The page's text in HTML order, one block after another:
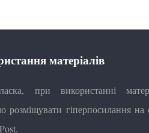
матеріалів
при використанні
розміщувати гіперпосилання на